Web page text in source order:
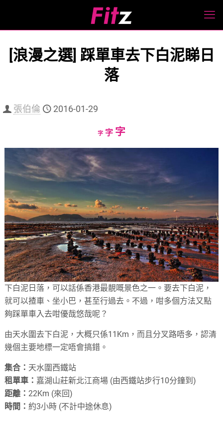
[浪漫之選] 踩單車去下白泥睇日
落
張伯倫 2016-01-29
字Decrease
字Reset
字Increase
下白泥日落，可以話係香港最靚嘅景色之一。要去下白泥，
就可以揸車、坐小巴，甚至行過去。不過，咁多個方法又點
夠踩單車入去咁優哉悠哉呢？
由天水圍去下白泥，大概只係11Km，而且分叉路唔多，認清
幾個主要地標一定唔會搞錯。
集合： 天水圍西鐵站
租單車： 嘉湖山莊新北江商場 (由西鐵站步行10分鐘到)
距離： 22Km (來回)
時間：約3小時 (不計中途休息)